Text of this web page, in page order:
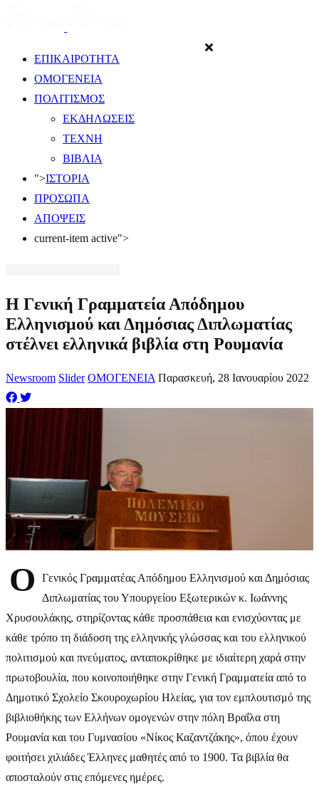
ΕΠΙΚΑΙΡΟΤΗΤΑ
ΟΜΟΓΕΝΕΙΑ
ΠΟΛΙΤΙΣΜΟΣ
ΕΚΔΗΛΩΣΕΙΣ
ΤΕΧΝΗ
ΒΙΒΛΙΑ
">ΙΣΤΟΡΙΑ
ΠΡΟΣΩΠΑ
ΑΠΟΨΕΙΣ
current-item active">
Η Γενική Γραμματεία Απόδημου
Ελληνισμού και Δημόσιας Διπλωματίας
στέλνει ελληνικά βιβλία στη Ρουμανία
Newsroom Slider ΟΜΟΓΕΝΕΙΑ Παρασκευή, 28 Ιανουαρίου 2022
Ο
Γενικός Γραμματέας Απόδημου Ελληνισμού και Δημόσιας
Διπλωματίας του Υπουργείου Εξωτερικών κ. Ιωάννης
Χρυσουλάκης, στηρίζοντας κάθε προσπάθεια και ενισχύοντας με
κάθε τρόπο τη διάδοση της ελληνικής γλώσσας και του ελληνικού
πολιτισμού και πνεύματος, ανταποκρίθηκε με ιδιαίτερη χαρά στην
πρωτοβουλία, που κοινοποιήθηκε στην Γενική Γραμματεία από το
Δημοτικό Σχολείο Σκουροχωρίου Ηλείας, για τον εμπλουτισμό της
βιβλιοθήκης των Ελλήνων ομογενών στην πόλη Βραΐλα στη
Ρουμανία και του Γυμνασίου «Νίκος Καζαντζάκης», όπου έχουν
φοιτήσει χιλιάδες Έλληνες μαθητές από το 1900. Τα βιβλία θα
αποσταλούν στις επόμενες ημέρες.